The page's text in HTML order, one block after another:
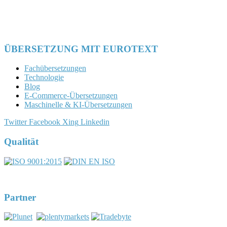
ÜBERSETZUNG MIT EUROTEXT
Fachübersetzungen
Technologie
Blog
E-Commerce-Übersetzungen
Maschinelle & KI-Übersetzungen
Twitter Facebook Xing Linkedin
Qualität
Partner